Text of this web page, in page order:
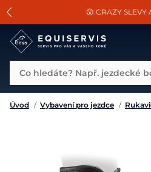
SLEVA 13% na
😮 CRAZY SLEVY
📐Pasování a doplňky k
Úvod / Vybavení pro jezdce /